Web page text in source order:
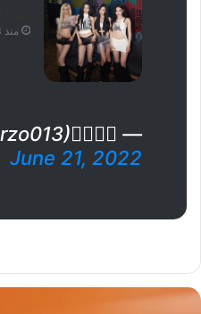
منذ 23 ساعة
— ⩜⃝🏴‍☠️HalaMar (@marzo013)
June 21, 2022